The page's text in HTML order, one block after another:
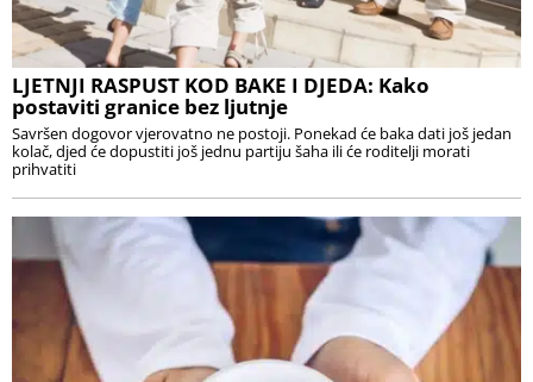
LJETNJI RASPUST KOD BAKE I DJEDA: Kako
postaviti granice bez ljutnje
Savršen dogovor vjerovatno ne postoji. Ponekad će baka dati još jedan
kolač, djed će dopustiti još jednu partiju šaha ili će roditelji morati
prihvatiti